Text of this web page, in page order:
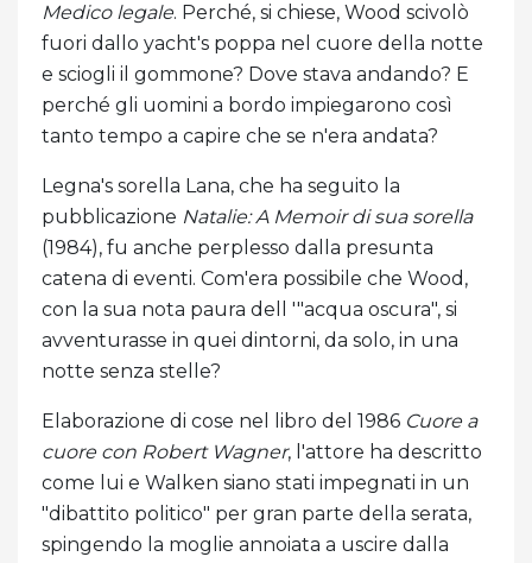
Medico legale. Perché, si chiese, Wood scivolò
fuori dallo yacht's poppa nel cuore della notte
e sciogli il gommone? Dove stava andando? E
perché gli uomini a bordo impiegarono così
tanto tempo a capire che se n'era andata?
Legna's sorella Lana, che ha seguito la
pubblicazione Natalie: A Memoir di sua sorella
(1984), fu anche perplesso dalla presunta
catena di eventi. Com'era possibile che Wood,
con la sua nota paura dell '"acqua oscura", si
avventurasse in quei dintorni, da solo, in una
notte senza stelle?
Elaborazione di cose nel libro del 1986 Cuore a
cuore con Robert Wagner, l'attore ha descritto
come lui e Walken siano stati impegnati in un
"dibattito politico" per gran parte della serata,
spingendo la moglie annoiata a uscire dalla